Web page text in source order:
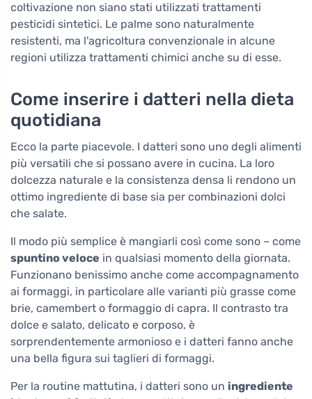
coltivazione non siano stati utilizzati trattamenti
pesticidi sintetici. Le palme sono naturalmente
resistenti, ma l'agricoltura convenzionale in alcune
regioni utilizza trattamenti chimici anche su di esse.
Come inserire i datteri nella dieta
quotidiana
Ecco la parte piacevole. I datteri sono uno degli alimenti
più versatili che si possano avere in cucina. La loro
dolcezza naturale e la consistenza densa li rendono un
ottimo ingrediente di base sia per combinazioni dolci
che salate.
Il modo più semplice è mangiarli così come sono – come
spuntino veloce in qualsiasi momento della giornata.
Funzionano benissimo anche come accompagnamento
ai formaggi, in particolare alle varianti più grasse come
brie, camembert o formaggio di capra. Il contrasto tra
dolce e salato, delicato e corposo, è
sorprendentemente armonioso e i datteri fanno anche
una bella figura sui taglieri di formaggi.
Per la routine mattutina, i datteri sono un ingrediente